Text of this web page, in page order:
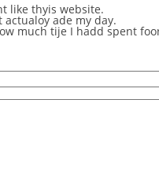
like thyis website.
ade my day.
much tije I hadd spent